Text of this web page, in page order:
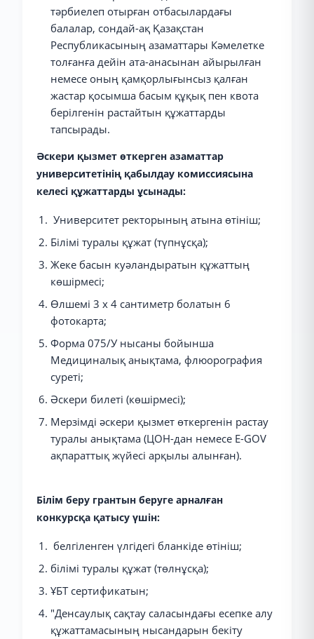
тәрбиелеп отырған отбасылардағы
балалар, сондай-ақ Қазақстан
Республикасының азаматтары Кәмелетке
толғанға дейін ата-анасынан айырылған
немесе оның қамқорлығынсыз қалған
жастар қосымша басым құқық пен квота
берілгенін растайтын құжаттарды
тапсырады.
Әскери қызмет өткерген азаматтар
университетінің қабылдау комиссиясына
келесі құжаттарды ұсынады:
Университет ректорының атына өтініш;
Білімі туралы құжат (түпнұсқа);
Жеке басын куәландыратын құжаттың
көшірмесі;
Өлшемі 3 x 4 сантиметр болатын 6
фотокарта;
Форма 075/У нысаны бойынша
Медициналық анықтама, флюорография
суреті;
Әскери билеті (көшірмесі);
Мерзімді әскери қызмет өткергенін растау
туралы анықтама (ЦОН-дан немесе E-GOV
ақпараттық жүйесі арқылы алынған).
Білім беру грантын беруге арналған
конкурсқа қатысу үшін:
белгіленген үлгідегі бланкіде өтініш;
білімі туралы құжат (төлнұсқа);
ҰБТ сертификатын;
"Денсаулық сақтау саласындағы есепке алу
құжаттамасының нысандарын бекіту